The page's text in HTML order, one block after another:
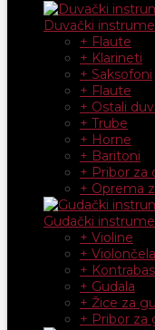
Duvački
+ Flaute
+ Klarineti
+ Saksofoni
+ Flaute
+ Ostali
+ Trube
+ Horne
+ Baritoni
+ Pribor za
+ Oprema
Gudački
+ Violine
+ Violončela
+
+ Gudala
+ Žice za
+ Pribor za